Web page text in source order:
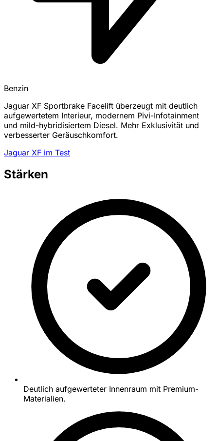
Benzin
Jaguar XF Sportbrake Facelift überzeugt mit deutlich
aufgewertetem Interieur, modernem Pivi-Infotainment
und mild-hybridisiertem Diesel. Mehr Exklusivität und
verbesserter Geräuschkomfort.
Jaguar XF im Test
Stärken
Deutlich aufgewerteter Innenraum mit Premium-
Materialien.